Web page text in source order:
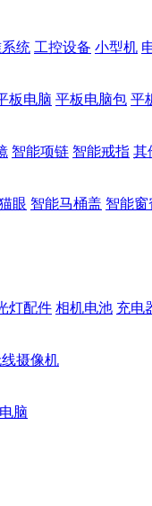
统 工控设备 小型机
板电脑 平板电脑包 平
智能项链 智能戒指 其
眼 智能马桶盖 智能窗
灯配件 相机电池 充电
摄像机
脑